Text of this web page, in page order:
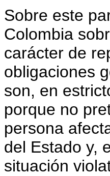
Sobre este
Colombia
carácter de
obligaciones
son, en
porque no
persona
del Estado y,
situación